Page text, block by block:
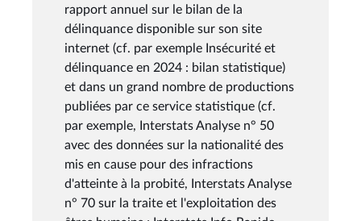
rapport annuel sur le bilan de la
délinquance disponible sur son site
internet (cf. par exemple Insécurité et
délinquance en 2024 : bilan statistique)
et dans un grand nombre de productions
publiées par ce service statistique (cf.
par exemple, Interstats Analyse n° 50
avec des données sur la nationalité des
mis en cause pour des infractions
d'atteinte à la probité, Interstats Analyse
n° 70 sur la traite et l'exploitation des